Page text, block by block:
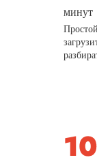
минут